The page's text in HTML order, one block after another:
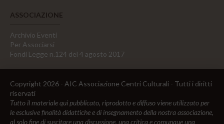
ASSOCIAZIONE
Archivio Eventi
Per Associarsi
Fondi Legge n.124 del 4 agosto 2017
Copyright 2026 - AIC Associazione Centri Culturali - Tutti i diritti
riservati
Tutto il materiale qui pubblicato, riprodotto e diffuso viene utilizzato per
le esclusive finalità didattiche e di insegnamento della nostra associazione,
al solo fine di suscitare una discussione, una critica e comunque una